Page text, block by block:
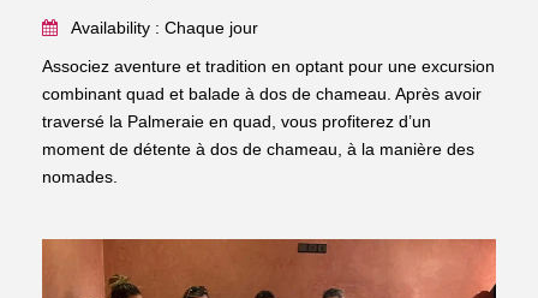
Availability : Chaque jour
Associez aventure et tradition en optant pour une excursion
combinant quad et balade à dos de chameau. Après avoir
traversé la Palmeraie en quad, vous profiterez d’un
moment de détente à dos de chameau, à la manière des
nomades.